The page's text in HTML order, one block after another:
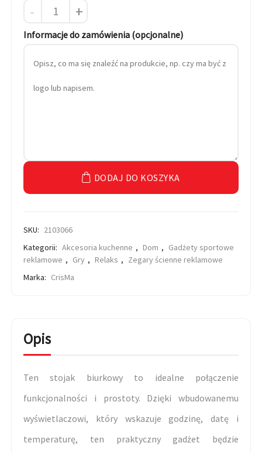
- +
Informacje do zamówienia (opcjonalne)
DODAJ DO KOSZYKA
SKU: 2103066
Kategorii: Akcesoria kuchenne , Dom , Gadżety sportowe
reklamowe , Gry , Relaks , Zegary ścienne reklamowe
Marka: CrisMa
Opis
Ten stojak biurkowy to idealne połączenie
funkcjonalności i prostoty. Dzięki wbudowanemu
wyświetlaczowi, który wskazuje godzinę, datę i
temperaturę, ten praktyczny gadżet będzie